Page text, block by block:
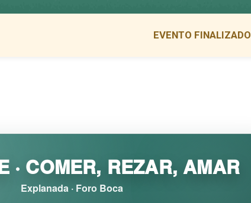
EVENTO FINALIZADO
· COMER, REZAR, AMAR
Explanada · Foro Boca